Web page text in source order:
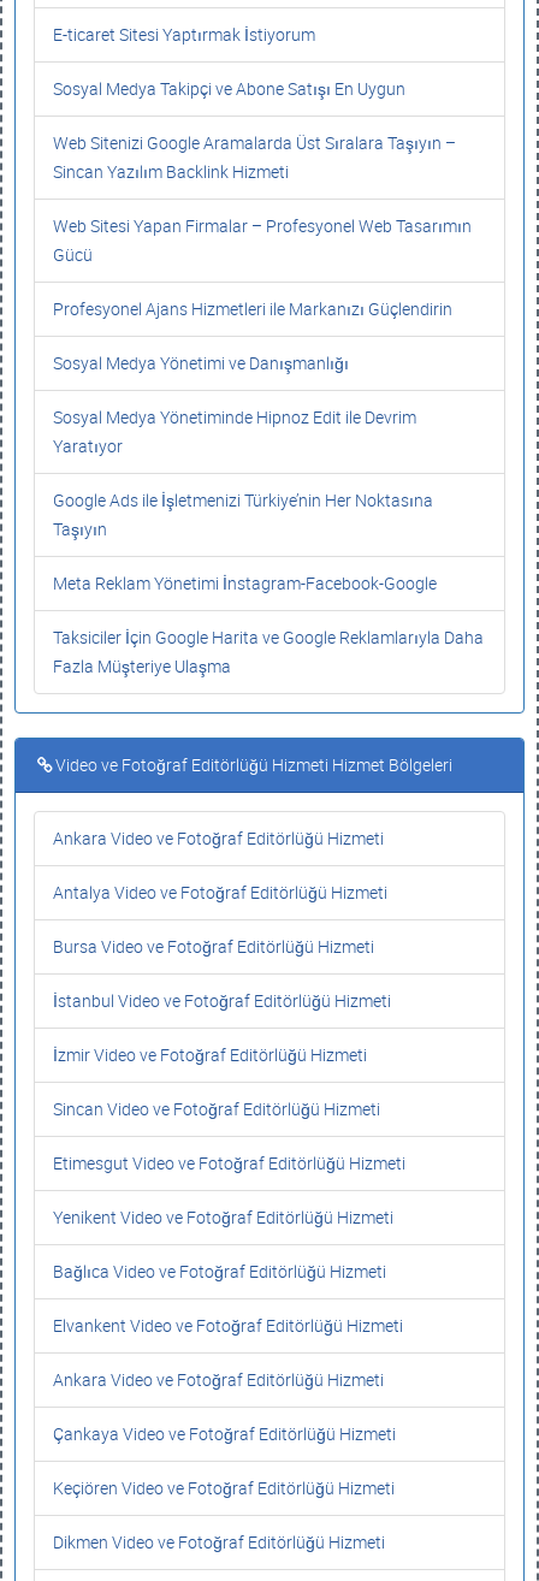
E-ticaret Sitesi Yaptırmak İstiyorum
Sosyal Medya Takipçi ve Abone Satışı En Uygun
Web Sitenizi Google Aramalarda Üst Sıralara Taşıyın –
Sincan Yazılım Backlink Hizmeti
Web Sitesi Yapan Firmalar – Profesyonel Web Tasarımın
Gücü
Profesyonel Ajans Hizmetleri ile Markanızı Güçlendirin
Sosyal Medya Yönetimi ve Danışmanlığı
Sosyal Medya Yönetiminde Hipnoz Edit ile Devrim
Yaratıyor
Google Ads ile İşletmenizi Türkiye’nin Her Noktasına
Taşıyın
Meta Reklam Yönetimi İnstagram-Facebook-Google
Taksiciler İçin Google Harita ve Google Reklamlarıyla Daha
Fazla Müşteriye Ulaşma
Video ve Fotoğraf Editörlüğü Hizmeti Hizmet Bölgeleri
Ankara Video ve Fotoğraf Editörlüğü Hizmeti
Antalya Video ve Fotoğraf Editörlüğü Hizmeti
Bursa Video ve Fotoğraf Editörlüğü Hizmeti
İstanbul Video ve Fotoğraf Editörlüğü Hizmeti
İzmir Video ve Fotoğraf Editörlüğü Hizmeti
Sincan Video ve Fotoğraf Editörlüğü Hizmeti
Etimesgut Video ve Fotoğraf Editörlüğü Hizmeti
Yenikent Video ve Fotoğraf Editörlüğü Hizmeti
Bağlıca Video ve Fotoğraf Editörlüğü Hizmeti
Elvankent Video ve Fotoğraf Editörlüğü Hizmeti
Ankara Video ve Fotoğraf Editörlüğü Hizmeti
Çankaya Video ve Fotoğraf Editörlüğü Hizmeti
Keçiören Video ve Fotoğraf Editörlüğü Hizmeti
Dikmen Video ve Fotoğraf Editörlüğü Hizmeti